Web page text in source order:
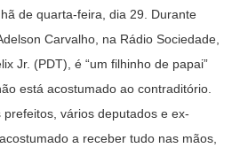
de quarta-feira, dia 29. Durante
Carvalho, na Rádio Sociedade,
Jr. (PDT), é “um filhinho de papai”
está acostumado ao contraditório.
vários deputados e ex-
a receber tudo nas mãos,